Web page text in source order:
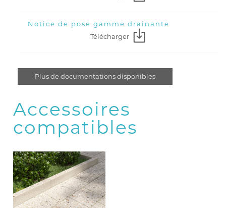
Notice de pose gamme drainante
Télécharger
Plus de documentations disponibles
Accessoires
compatibles